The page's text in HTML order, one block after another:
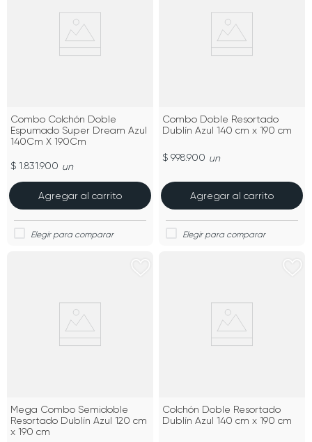
Combo Colchón Doble
Espumado Super Dream Azul
140Cm X 190Cm
$ 1.831.900 un
Agregar al carrito
Combo Doble Resortado
Dublín Azul 140 cm x 190 cm
$ 998.900 un
Agregar al carrito
Mega Combo Semidoble
Resortado Dublín Azul 120 cm
x 190 cm
Colchón Doble Resortado
Dublín Azul 140 cm x 190 cm